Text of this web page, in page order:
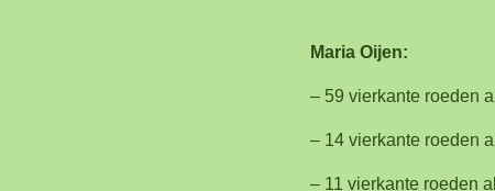
Maria Oijen:
– 59 vierkante roeden
– 14 vierkante roeden
– 11 vierkante roeden